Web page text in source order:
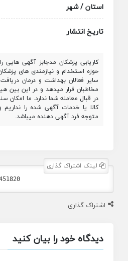
استان / شهر
تاریخ انتشار
کاریابی پزشکان مدجابز آگهی هایی
حوزه استخدام و نیازمندی های
سایر فعالان بهداشت و درمان
مخاطبان قرار میدهد و در این بین
در قبال معامله شما ندارد. ما
کالا یا خدمات آگهی شده را
متوجه فرد آگهی دهنده میباشد.
لینک اشتراک گذاری
اشتراک گذاری
دیدگاه خود را بیان کنید